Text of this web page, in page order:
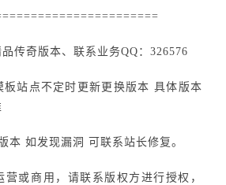
传奇版本、联系业务QQ：326576
板站点不定时更新更换版本 具体版本
本 如发现漏洞 可联系站长修复。
营或商用，请联系版权方进行授权，